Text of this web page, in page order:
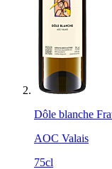
Dôle blanche
AOC Valais
75cl